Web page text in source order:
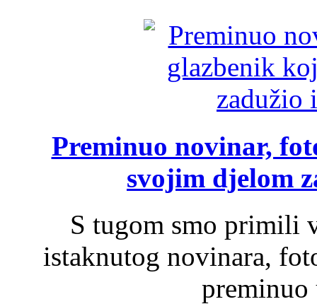
Preminuo novinar,
svojim djelom
S tugom smo primili
istaknutog novinara,